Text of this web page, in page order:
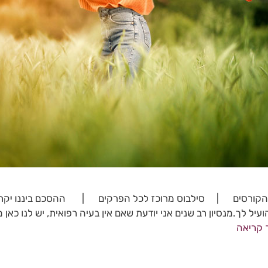
| סילבוס מרוכז לכל הפרקים | ההסכם ביננו יקרה,
לך.מנסיון רב שנים אני יודעת שאם אין בעיה רפואית, יש לנו
קריאה